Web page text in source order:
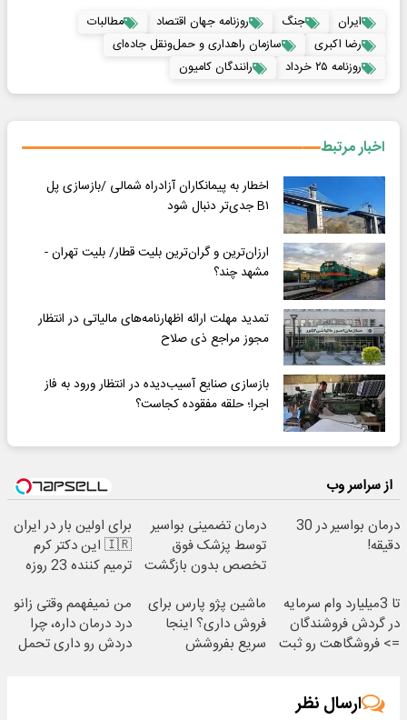
ایران جنگ روزنامه جهان اقتصاد
مطالبات
رضا اکبری
سازمان راهداری و حمل‌ونقل جاده‌ای
روزنامه ۲۵ خرداد
رانندگان کامیون
اخبار مرتبط
اخطار به پیمانکاران آزادراه شمالی /بازسازی پل
B۱ جدی‌تر دنبال شود
ارزان‌ترین و گران‌ترین بلیت قطار/ بلیت تهران -
مشهد چند؟
تمدید مهلت ارائه اظهارنامه‌های مالیاتی در انتظار
مجوز مراجع ذی صلاح
بازسازی صنایع آسیب‌دیده در انتظار ورود به فاز
اجرا؛ حلقه مفقوده کجاست؟
از سراسر وب
درمان بواسیر در 30
دقیقه!
درمان تضمینی بواسیر
توسط پزشک فوق
تخصص بدون بازگشت
برای اولین بار در ایران
🇮🇷 این دکتر کرم
ترمیم کننده 23 روزه
تا 3میلیارد وام سرمایه
در گردش فروشندگان
=> فروشگاهت رو ثبت
ماشین پژو پارس برای
فروش داری؟ اینجا
سریع بفروشش
من نمیفهمم وقتی زانو
درد درمان داره، چرا
دردش رو داری تحمل
ارسال نظر